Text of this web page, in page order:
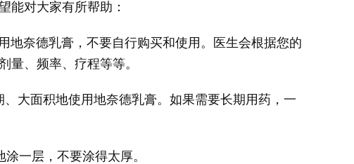
能对大家有所帮助：
地奈德乳膏，不要自行购买和使用。医生会根据您的
量、频率、疗程等等。
大面积地使用地奈德乳膏。如果需要长期用药，一
一层，不要涂得太厚。